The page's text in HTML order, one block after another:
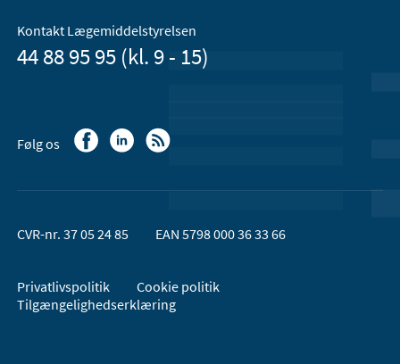
Kontakt Lægemiddelstyrelsen
44 88 95 95 (kl. 9 - 15)
Følg os
CVR-nr. 37 05 24 85 EAN 5798 000 36 33 66
Privatlivspolitik
Cookie politik
Tilgængelighedserklæring